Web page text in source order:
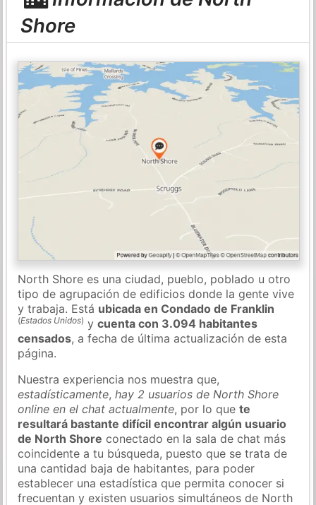
Shore
North Shore es una ciudad, pueblo, poblado u otro
tipo de agrupación de edificios donde la gente vive
y trabaja. Está ubicada en Condado de Franklin
(Estados Unidos) ycuenta con 3.094 habitantes
censados, a fecha de última actualización de esta
página.
Nuestra experiencia nos muestra que,
estadísticamente,hay 2 usuarios de North Shore
online en el chat actualmente, por lo quete
resultará bastante difícil encontrar algún usuario
de North Shore conectado en la sala de chat más
coincidente a tu búsqueda, puesto que se trata de
una cantidad baja de habitantes, para poder
establecer una estadística que permita conocer si
frecuentan y existen usuarios simultáneos de North